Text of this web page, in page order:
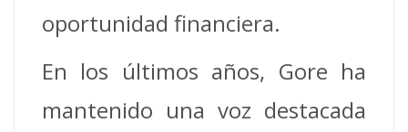
oportunidad financiera.
En los últimos años, Gore ha
mantenido una voz destacada